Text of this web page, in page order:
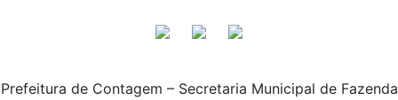
Prefeitura de Contagem – Secretaria Municipal de Fazenda